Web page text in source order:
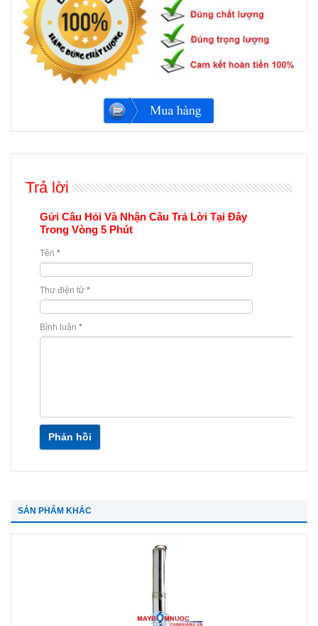
Trả lời
Gửi Câu Hỏi Và Nhận Câu Trả Lời Tại Đây
Trong Vòng 5 Phút
Tên *
Thư điện tử *
Bình luận *
Phản hồi
SẢN PHẨM KHÁC